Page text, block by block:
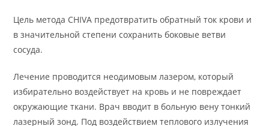
Цель метода CHIVA предотвратить обратный ток крови и
в значительной степени сохранить боковые ветви
сосуда.
Лечение проводится неодимовым лазером, который
избирательно воздействует на кровь и не повреждает
окружающие ткани. Врач вводит в больную вену тонкий
лазерный зонд. Под воздействием теплового излучения